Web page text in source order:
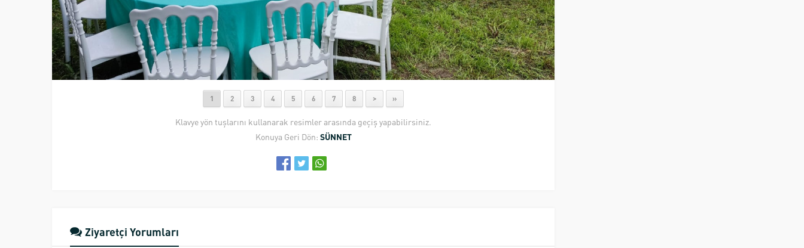
1 2 3 4 5 6 7 8 > »
Klavye yön tuşlarını kullanarak resimler arasında geçiş yapabilirsiniz.
Konuya Geri Dön: SÜNNET
Ziyaretçi Yorumları